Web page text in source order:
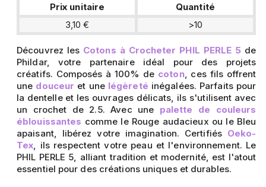
Prix unitaire
Quantité
3,10 €
>10
Découvrez les Cotons à Crocheter PHIL PERLE 5 de
Phildar, votre partenaire idéal pour des projets
créatifs. Composés à 100% de coton, ces fils offrent
une douceur et une légèreté inégalées. Parfaits pour
la dentelle et les ouvrages délicats, ils s'utilisent avec
un crochet de 2.5. Avec une palette de couleurs
éblouissantes comme le Rouge audacieux ou le Bleu
apaisant, libérez votre imagination. Certifiés Oeko-
Tex , ils respectent votre peau et l'environnement. Le
PHIL PERLE 5, alliant tradition et modernité, est l'atout
essentiel pour des créations uniques et durables.